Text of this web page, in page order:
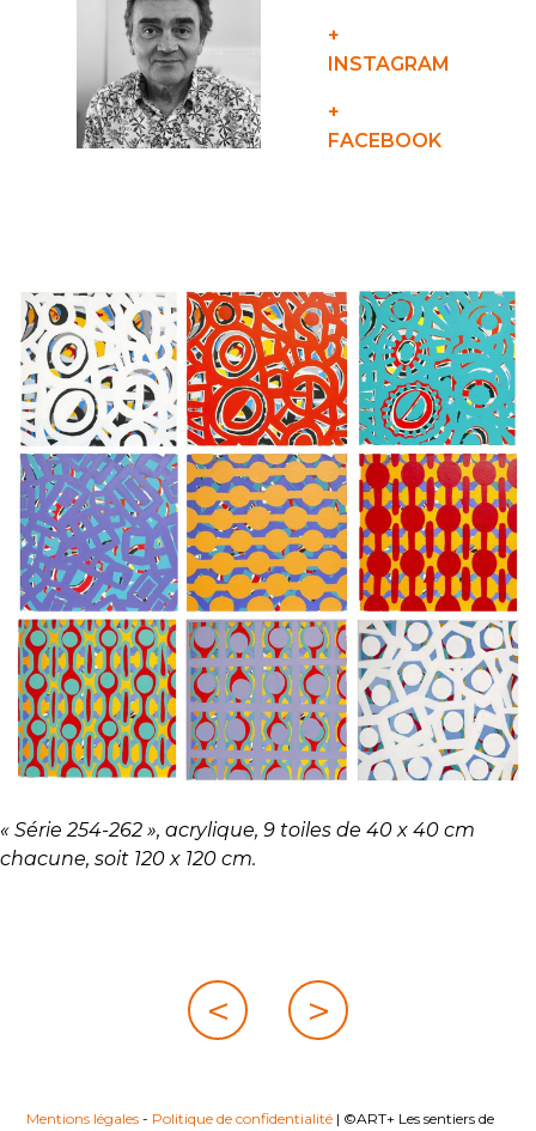
+
INSTAGRAM
+
FACEBOOK
« Série 254-262 », acrylique, 9 toiles de 40 x 40 cm
chacune, soit 120 x 120 cm.
Navigation
l’article
< >
Mentions légales - Politique de confidentialité | ©ART+ Les sentiers de